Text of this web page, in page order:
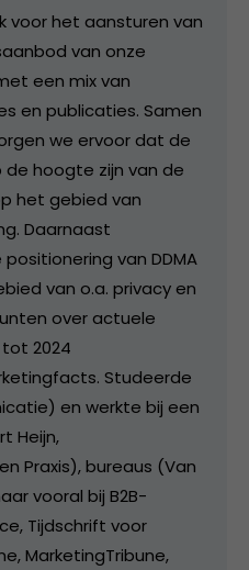
voor het aansturen van
van onze
een mix van
en publicaties. Samen
we ervoor dat de
de hoogte zijn van de
het gebied van
Daarnaast
van DDMA
van o.a. privacy en
over actuele
tot 2024
Studeerde
en werkte bij een
Heijn,
Praxis), bureaus (Van
vooral bij B2B-
Tijdschrift voor
MarketingTribune,